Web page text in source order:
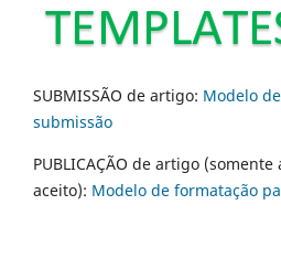
SUBMISSÃO de artigo: Modelo
submissão
PUBLICAÇÃO de artigo
aceito): Modelo de formatação